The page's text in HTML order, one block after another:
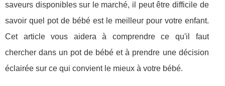
saveurs disponibles sur le marché, il peut être difficile de
savoir quel pot de bébé est le meilleur pour votre enfant.
Cet article vous aidera à comprendre ce qu'il faut
chercher dans un pot de bébé et à prendre une décision
éclairée sur ce qui convient le mieux à votre bébé.